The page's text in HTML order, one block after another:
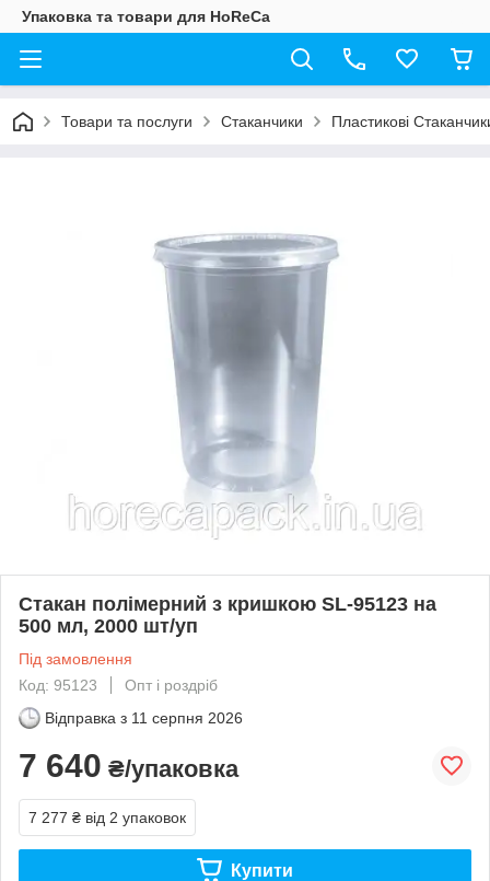
Упаковка та товари для HoReCa
Товари та послуги Стаканчики Пластикові
Стакан полімерний з кришкою SL-95123 на
500 мл, 2000 шт/уп
Під замовлення
Код: 95123
Опт і роздріб
Відправка з 11 серпня 2026
7 640 ₴/упаковка
7 277 ₴ від 2 упаковок
Купити